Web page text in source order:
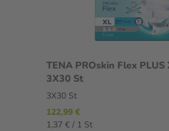
TENA PROskin Flex PLUS
3X30 St
3X30 St
122,99 €
1,37 € / 1 St